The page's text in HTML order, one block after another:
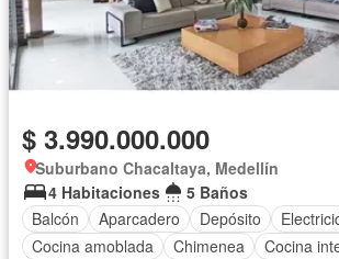
$ 3.990.000.000
Suburbano Chacaltaya, Medellín
4 Habitaciones
5 Baños
Balcón
Aparcadero Depósito
Cocina amoblada
Chimenea Cocina